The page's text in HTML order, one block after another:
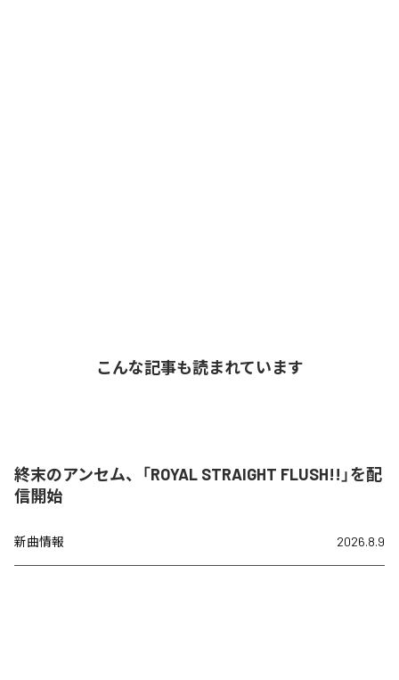
こんな記事も読まれています
終末のアンセム、「ROYAL STRAIGHT FLUSH!!」を配
信開始
新曲情報 2026.8.9